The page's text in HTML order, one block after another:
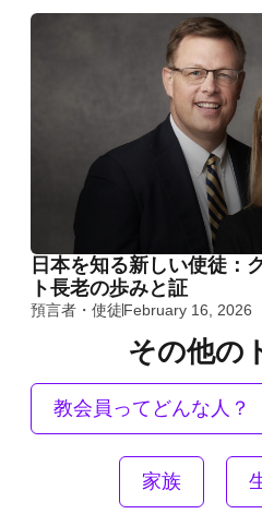
日本を知る新しい使徒：
ト長老の歩みと証
預言者・使徒February 16, 2026
その他の
教会員ってどんな人？
家族